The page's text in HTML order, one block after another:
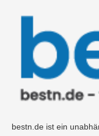
bestn.de ist ein